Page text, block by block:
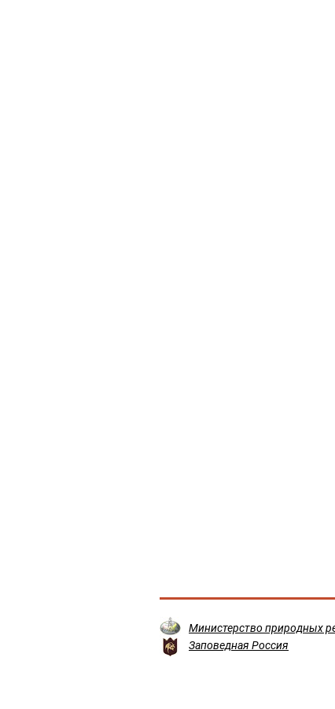
Министерство природных
Заповедная Россия